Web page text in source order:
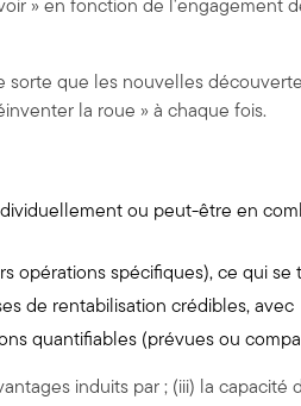
» en fonction de l'engagement
sorte que les nouvelles
la roue » à chaque fois.
ou peut-être en
opérations spécifiques), ce qui se
de rentabilisation crédibles, avec
quantifiables (prévues ou
induits par ; (iii) la capacité